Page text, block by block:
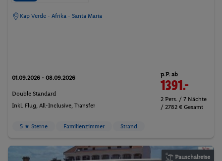
Kap Verde - Afrika - Santa Maria
01.09.2026 - 08.09.2026
Double Standard
Inkl. Flug, All-Inclusive, Transfer
p.P. ab
1391.-
2 Pers. / 7 Nächte
/ 2782 € Gesamt
5 ★ Sterne Familienzimmer Strand
Pauschalreise